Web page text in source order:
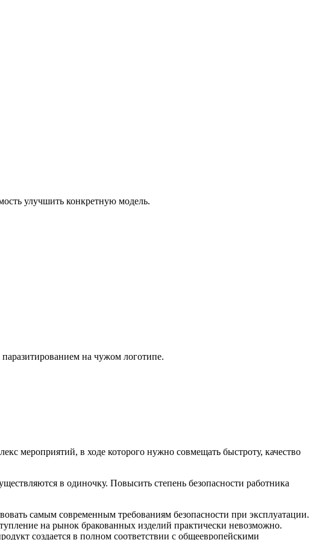
улучшить конкретную модель.
на чужом логотипе.
мероприятий, в ходе которого нужно совмещать быстроту, качество
в одиночку. Повысить степень безопасности работника
самым современным требованиям безопасности при эксплуатации.
на рынок бракованных изделий практически невозможно.
создается в полном соответствии с общеевропейскими